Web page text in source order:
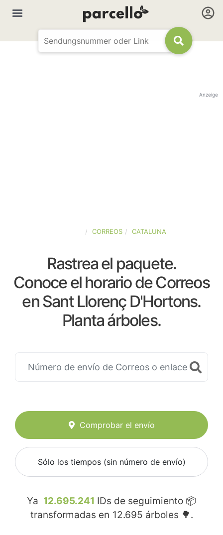
Anzeige
CORREOS CATALUNA
Rastrea el paquete.
Conoce el horario de Correos
en Sant Llorenç D'Hortons.
Planta árboles.
Comprobar el envío
Sólo los tiempos (sin número de envío)
Ya 12.695.241 IDs de seguimiento 📦
transformadas en 12.695 árboles 🌳.